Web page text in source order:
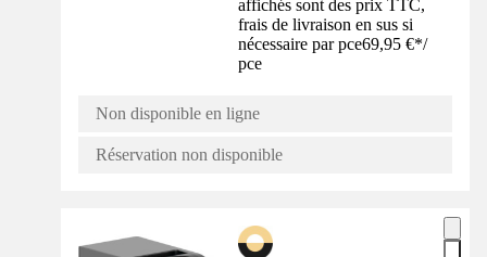
affichés sont des prix TTC,
frais de livraison en sus si
nécessaire par pce69,95 €*/
pce
Non disponible en ligne
Réservation non disponible